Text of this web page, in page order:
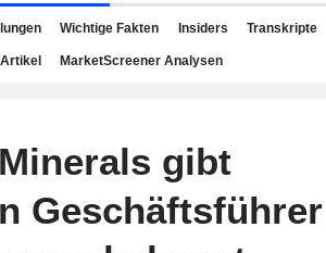
Wichtige Fakten Insiders Transkripte
MarketScreener Analysen
gibt
Geschäftsführer